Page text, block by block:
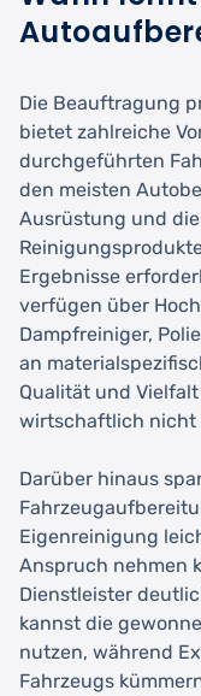
Die Beauftragung
bietet zahlreiche
durchgeführten
den meisten
Ausrüstung und
Ergebnisse
verfügen über
Dampfreiniger,
an
Qualität und
wirtschaftlich nicht
Darüber hinaus
Eigenreinigung
Anspruch nehmen
Dienstleister
kannst die
nutzen, während
Fahrzeugs